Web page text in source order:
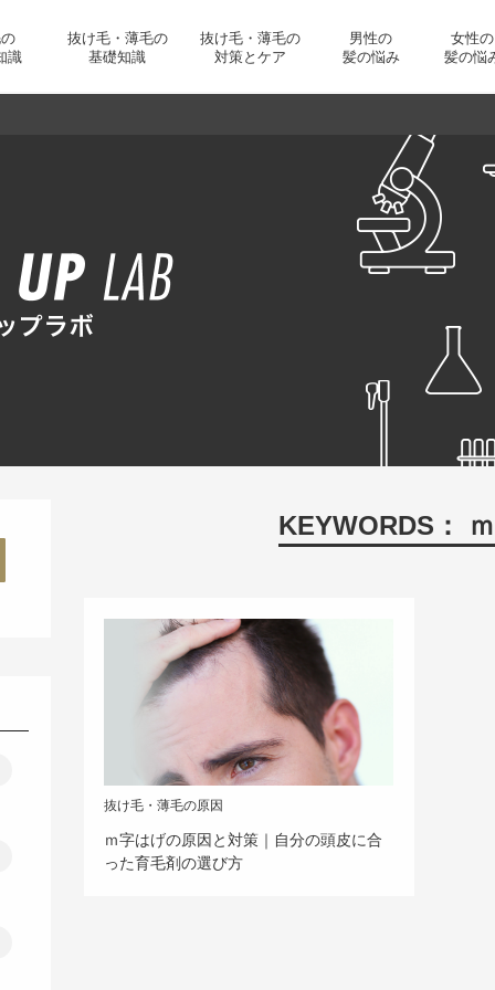
識
抜け毛・薄毛の
基礎知識
抜け毛・薄毛の
対策とケア
男性の
髪の悩み
女性の
髪の悩
KEYWORDS：
抜け毛・薄毛の原因
ｍ字はげの原因と対策｜自分の頭皮に合
った育毛剤の選び方